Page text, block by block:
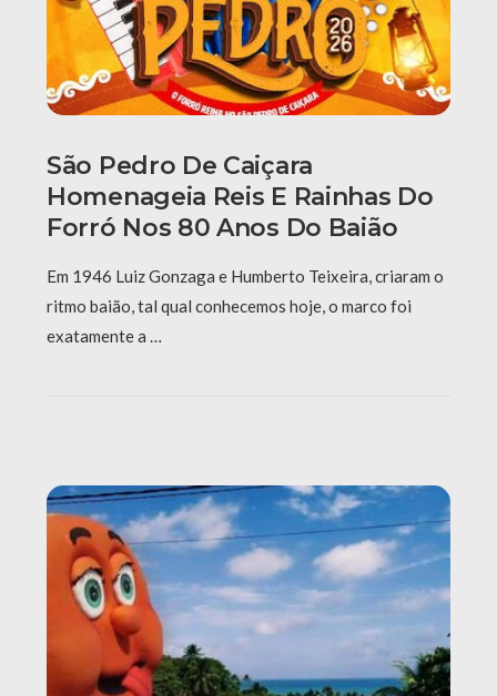
São Pedro De Caiçara
Homenageia Reis E Rainhas Do
Forró Nos 80 Anos Do Baião
Em 1946 Luiz Gonzaga e Humberto Teixeira, criaram o
ritmo baião, tal qual conhecemos hoje, o marco foi
exatamente a …